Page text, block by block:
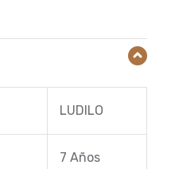
LUDILO
7 Años